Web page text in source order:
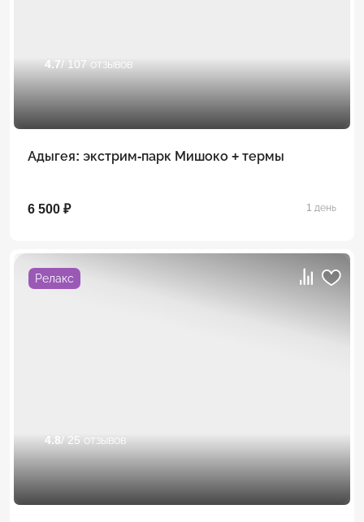
4.7/ 107 отзывов
Адыгея: экстрим-парк Мишоко + термы
6 500 ₽ 1 день
Релакс
4.8/ 25 отзывов